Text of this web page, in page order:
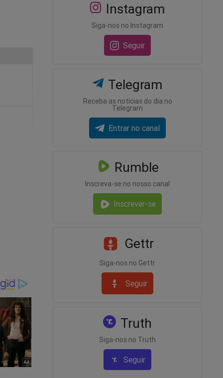
e
Instagram
Siga-nos no Instagram
Seguir
Telegram
Receba as notícias do dia no
Telegram
Entrar no canal
Rumble
Inscreva-se no nosso canal
Inscrever-se
Gettr
Siga-nos no Gettr
Seguir
Truth
Siga-nos no Truth
Seguir